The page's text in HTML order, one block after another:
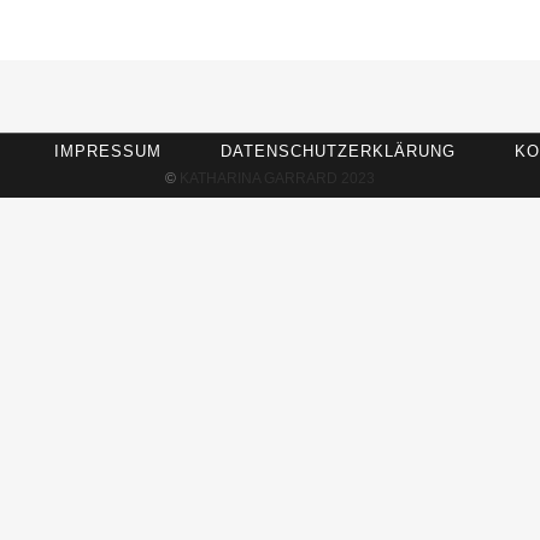
IMPRESSUM DATENSCHUTZERKLÄRUNG
©